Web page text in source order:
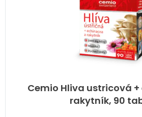
Cemio Hliva ustricová
rakytník, 90